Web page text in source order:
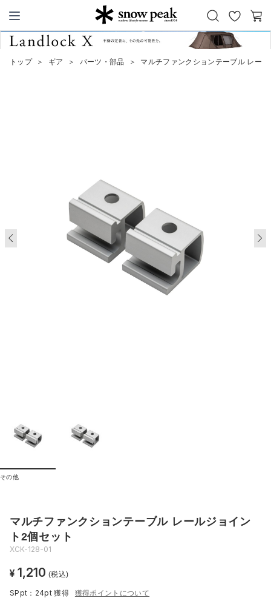
Snow Peak
お
気
に
カ
トップ ＞ ギア ＞ パーツ・部品 ＞ マルチファンクションテーブル レー
その他
マルチファンクションテーブル レールジョイン
ト2個セット
XCK-128-01
¥ 1,210 (税込)
SPpt：24pt獲得 獲得ポイントについて